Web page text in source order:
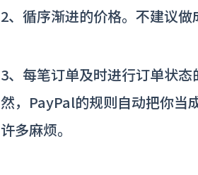
2、循序渐进的价格。不建议
3、每笔订单及时进行订单状
然，PayPal的规则自动把你当
许多麻烦。